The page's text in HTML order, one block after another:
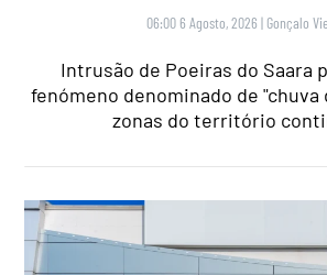
06:00 6 Agosto, 2026 | Gonçalo
Intrusão de Poeiras do Saara
fenómeno denominado de "chuva
zonas do território